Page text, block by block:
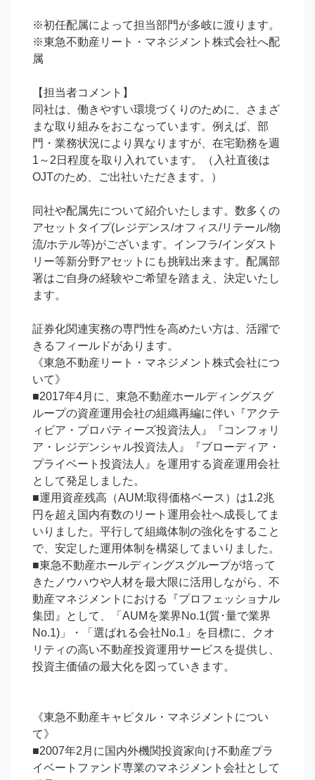
※初任配属によって担当部門が多岐に渡ります。
※東急不動産リート・マネジメント株式会社へ配
属
【担当者コメント】
同社は、働きやすい環境づくりのために、さまざ
まな取り組みをおこなっています。例えば、部
門・業務状況により異なりますが、在宅勤務を週
1～2日程度を取り入れています。（入社直後は
OJTのため、ご出社いただきます。）
同社や配属先について紹介いたします。数多くの
アセットタイプ(レジデンス/オフィス/リテール/物
流/ホテル等)がございます。インフラ/インダスト
リー等新分野アセットにも挑戦出来ます。配属部
署はご自身の経験やご希望を踏まえ、決定いたし
ます。
証券化関連実務の専門性を高めたい方は、活躍で
きるフィールドがあります。
《東急不動産リート・マネジメント株式会社につ
いて》
■2017年4月に、東急不動産ホールディングスグ
ループの資産運用会社の組織再編に伴い『アクテ
ィビア・プロパティーズ投資法人』『コンフォリ
ア・レジデンシャル投資法人』『ブローディア・
プライベート投資法人』を運用する資産運用会社
として発足しました。
■運用資産残高（AUM:取得価格ベース）は1.2兆
円を超え国内有数のリート運用会社へ成長してま
いりました。平行して組織体制の強化をすること
で、安定した運用体制を構築してまいりました。
■東急不動産ホールディングスグループが培って
きたノウハウや人材を最大限に活用しながら、不
動産マネジメントにおける『プロフェッショナル
集団』として、「AUMを業界No.1(質･量で業界
No.1)」・「選ばれる会社No.1」を目標に、クオ
リティの高い不動産投資運用サービスを提供し、
投資主価値の最大化を図っていきます。
《東急不動産キャピタル・マネジメントについ
て》
■2007年2月に国内外機関投資家向け不動産プラ
イベートファンド専業のマネジメント会社として